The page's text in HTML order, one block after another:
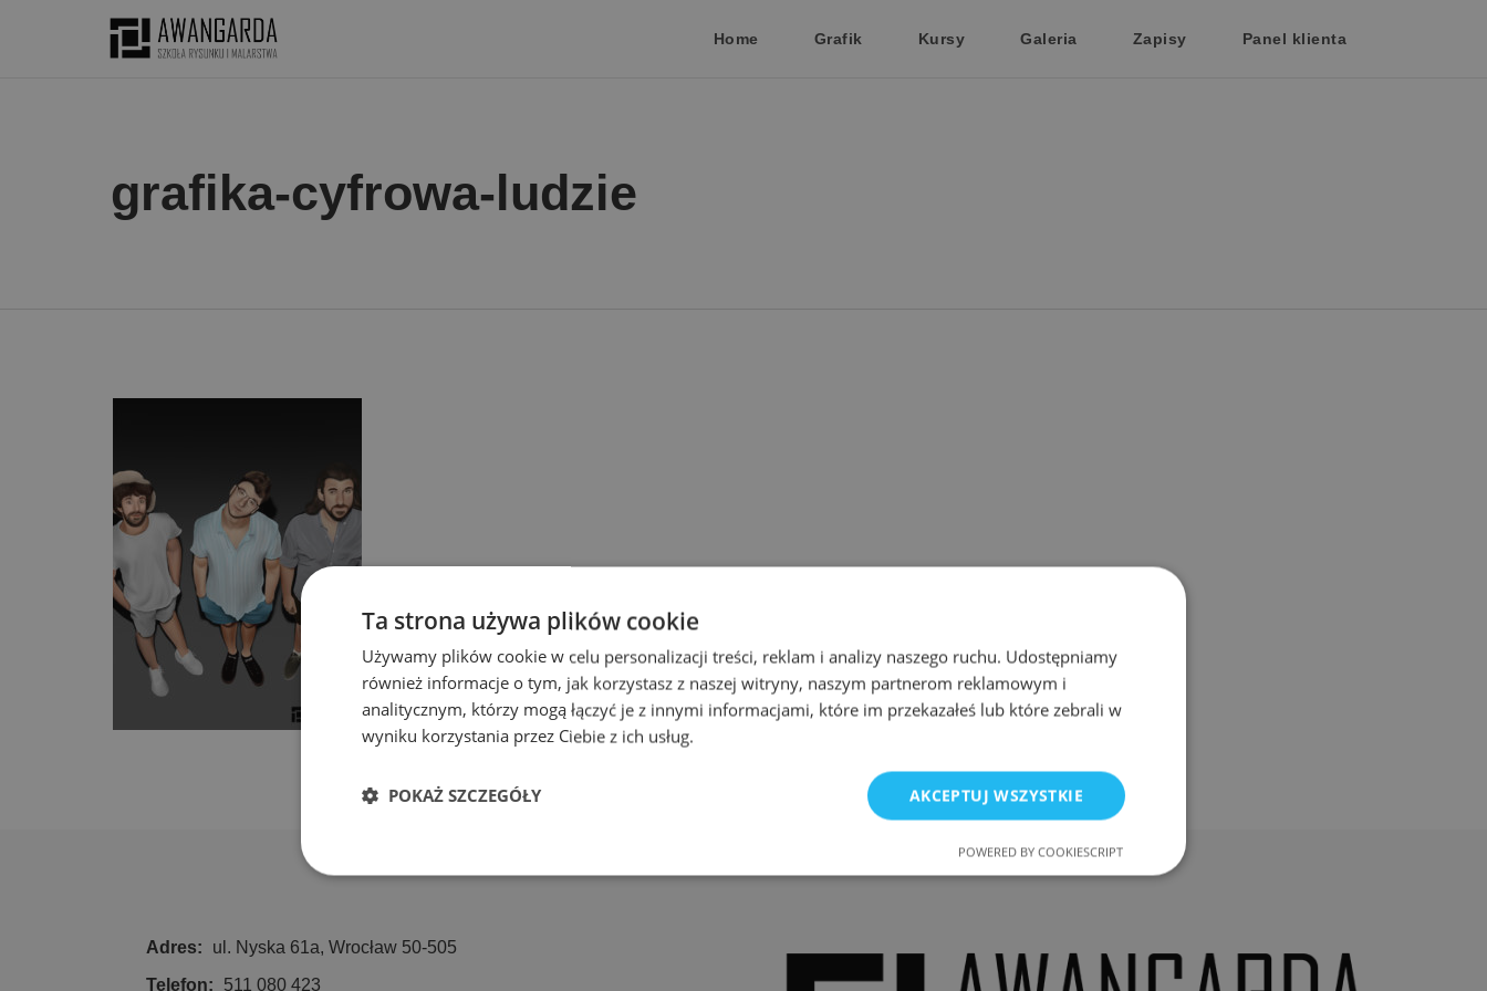
Home Grafik Kursy Galeria Zapisy Panel klienta
grafika-cyfrowa-ludzie
Adres:
ul. Nyska 61a, Wrocław 50-505
Telefon:
511 080 423
Ta strona używa plików cookie
Używamy plików cookie w celu personalizacji treści, reklam i analizy naszego ruchu. Udostępniamy
również informacje o tym, jak korzystasz z naszej witryny, naszym partnerom reklamowym i
analitycznym, którzy mogą łączyć je z innymi informacjami, które im przekazałeś lub które zebrali w
wyniku korzystania przez Ciebie z ich usług.
AKCEPTUJ WSZYSTKIE
POKAŻ SZCZEGÓŁY
Funkcjonalność
POWERED BY COOKIESCRIPT